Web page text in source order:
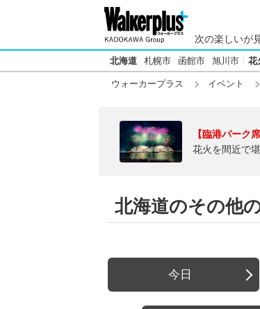
次の楽しいが
北海道 札幌市 函館市 旭川市 花
ウォーカープラス イベント
【臨港パーク
花火を間近で
北海道のその他
今日